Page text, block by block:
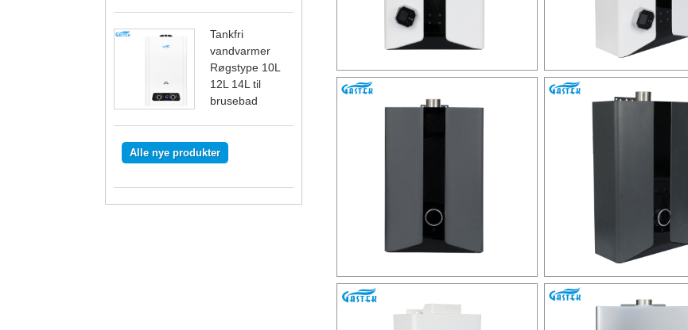
Tankfri
vandvarmer
Røgstype 10L
12L 14L til
brusebad
Alle nye produkter